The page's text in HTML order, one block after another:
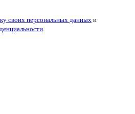
своих персональных данных и